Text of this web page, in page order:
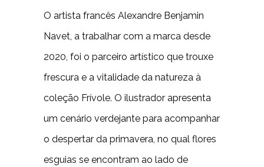
O artista francês Alexandre Benjamin
Navet, a trabalhar com a marca desde
2020, foi o parceiro artístico que trouxe
frescura e a vitalidade da natureza à
coleção Frívole. O ilustrador apresenta
um cenário verdejante para acompanhar
o despertar da primavera, no qual flores
esguias se encontram ao lado de